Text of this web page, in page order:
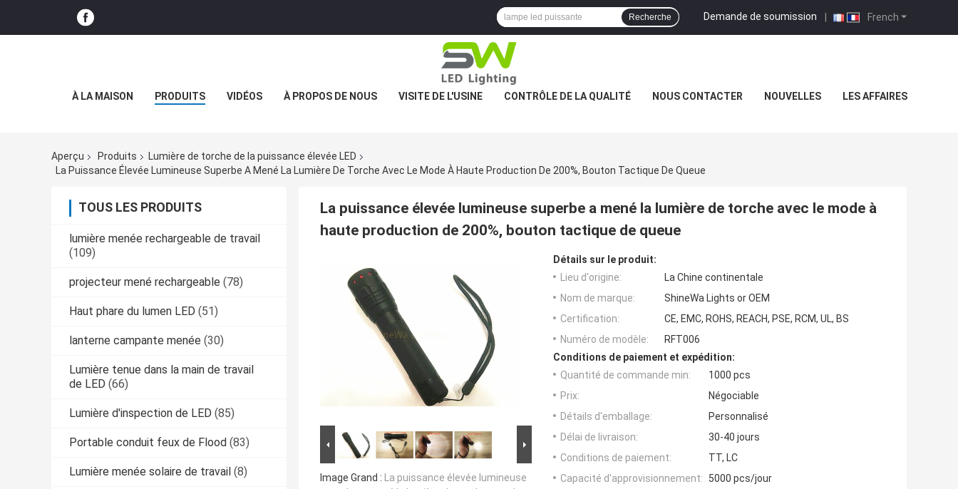
French
Demande de soumission |
Recherche
À LA MAISON PRODUITS VIDÉOS À PROPOS DE NOUS VISITE DE L'USINE CONTRÔLE DE LA QUALITÉ NOUS CONTACTER NOUVELLES LES AFFAIRES
Aperçu Produits
Lumière de torche de la puissance élevée LED
La Puissance Élevée Lumineuse Superbe A Mené La Lumière De Torche Avec Le Mode À Haute Production De 200%, Bouton Tactique De Queue
TOUS LES PRODUITS
lumière menée rechargeable de travail
(109)
projecteur mené rechargeable (78)
Haut phare du lumen LED (51)
lanterne campante menée (30)
Lumière tenue dans la main de travail
de LED (66)
Lumière d'inspection de LED (85)
Portable conduit feux de Flood (83)
Lumière menée solaire de travail (8)
La puissance élevée lumineuse superbe a mené la lumière de torche avec le mode à
haute production de 200%, bouton tactique de queue
Image Grand : La puissance élevée lumineuse
Détails sur le produit:
Lieu d'origine:
La Chine continentale
Nom de marque:
ShineWa Lights or OEM
Certification:
CE, EMC, ROHS, REACH, PSE, RCM, UL, BS
Numéro de modèle:
RFT006
Conditions de paiement et expédition:
Quantité de commande min:
1000 pcs
Prix:
Négociable
Détails d'emballage:
Personnalisé
Délai de livraison:
30-40 jours
Conditions de paiement:
TT, LC
Capacité d'approvisionnement:
5000 pcs/jour